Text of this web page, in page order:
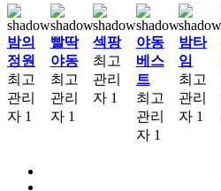
밤의
정원
최고
관리
자 1
빨딱
야동
최고
관리
자 1
섹팡
최고
관리
자 1
야동
베스
트
최고
관리
자 1
밤타
임
최고
관리
자 1